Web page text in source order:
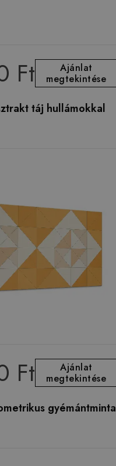
Ft
Ajánlat
megtekintése
táj hullámokkal
Ft
Ajánlat
megtekintése
gyémántminta